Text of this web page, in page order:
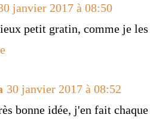
janvier 2017 à 08:50
petit gratin, comme je
30 janvier 2017 à 08:52
bonne idée, j'en fait